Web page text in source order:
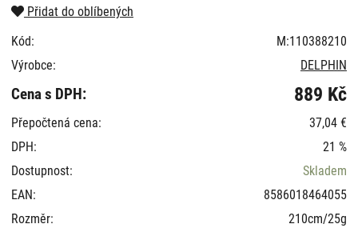
Přidat do oblíbených
Kód:
M:110388210
Výrobce:
DELPHIN
Cena s DPH: 889 Kč
Přepočtená cena:
37,04 €
DPH:
21 %
Dostupnost:
Skladem
EAN:
8586018464055
Rozměr:
210cm/25g